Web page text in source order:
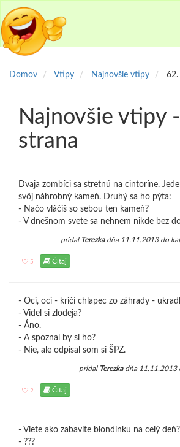
Domov Vtipy Najnovšie vtipy 62.
Najnovšie vtipy
strana
Dvaja zombíci sa stretnú na cintoríne.
svôj náhrobný kameň. Druhý sa ho pýta:
- Načo vláčiš so sebou ten kameň?
- V dnešnom svete sa nehnem nikde bez
pridal Terezkadňa 11.11.2013 do
5 Čítaj
- Oci, oci - kričí chlapec zo záhrady -
- Videl si zlodeja?
- Áno.
- A spoznal by si ho?
- Nie, ale odpísal som si ŠPZ.
pridal Terezkadňa 11.11.2013
2 Čítaj
- Viete ako zabavíte blondínku na celý deň?
- ???